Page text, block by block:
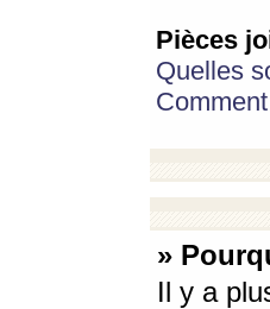
Pièces
Quelles
»
Il y a